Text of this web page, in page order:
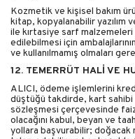
Kozmetik ve kişisel bakım
kitap, kopyalanabilir yazılım
ile kırtasiye sarf
edilebilmesi için
ve kullanılmamış olmaları
12. TEMERRÜT HALİ VE
ALICI, ödeme işlemlerini
düştüğü takdirde, kart sahibi
sözleşmesi çerçevesinde
olacağını kabul, beyan ve
yollara başvurabilir; doğacak